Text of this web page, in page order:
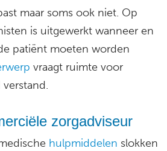
maar soms ook niet. Op
is uitgewerkt wanneer en
patiënt moeten worden
vraagt ruimte voor
zorgadviseur
hulpmiddelen slokken